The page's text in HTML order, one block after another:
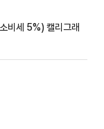
비세 5%)캘리그래